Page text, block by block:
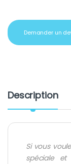
Demander un
Description
Si vous
spéciale